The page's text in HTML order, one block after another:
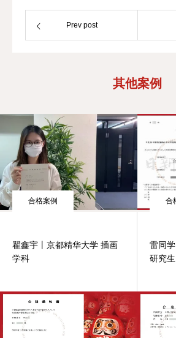
Prev post
其他案例
合格案例
翟鑫宇丨京都精华大学 插画
学科
合
雷同
研究生